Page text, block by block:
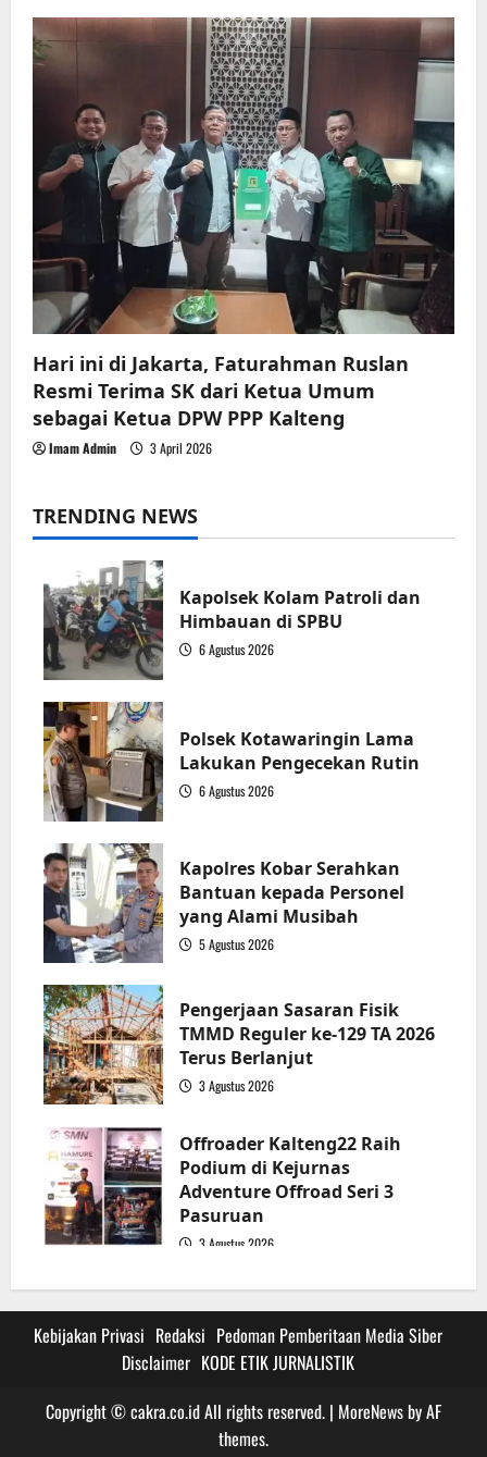
Hari ini di Jakarta, Faturahman Ruslan
Resmi Terima SK dari Ketua Umum
sebagai Ketua DPW PPP Kalteng
Imam Admin 3 April 2026
TRENDING NEWS
Kapolsek Kolam Patroli dan
Himbauan di SPBU
6 Agustus 2026
Polsek Kotawaringin Lama
Lakukan Pengecekan Rutin
6 Agustus 2026
Kapolres Kobar Serahkan
Bantuan kepada Personel
yang Alami Musibah
5 Agustus 2026
Pengerjaan Sasaran Fisik
TMMD Reguler ke-129 TA 2026
Terus Berlanjut
3 Agustus 2026
Offroader Kalteng22 Raih
Podium di Kejurnas
Adventure Offroad Seri 3
Pasuruan
3 Agustus 2026
Kebijakan Privasi Redaksi Pedoman Pemberitaan Media Siber
Disclaimer KODE ETIK JURNALISTIK
Copyright © cakra.co.id All rights reserved. | MoreNewsby AF
themes.